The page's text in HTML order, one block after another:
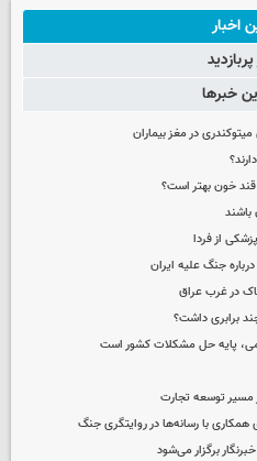
اخبار
خبرها
در مغز بیماران
قند خون بهتر است؟
باشند
از فردا
جنگ علیه ایران
در غرب عراق
برابری داشت؟
پایه حل مشکلات کشور است
مسیر توسعه تجارت
با رسانه‌ها در روایتگری جنگ
برگزار می‌شود